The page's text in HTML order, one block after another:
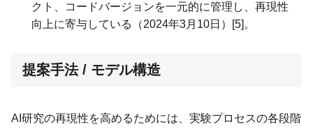
クト、コードバージョンを一元的に管理し、再現性
向上に寄与している（2024年3月10日）[5]。
提案手法 / モデル構造
AI研究の再現性を高めるためには、実験プロセスの各段階